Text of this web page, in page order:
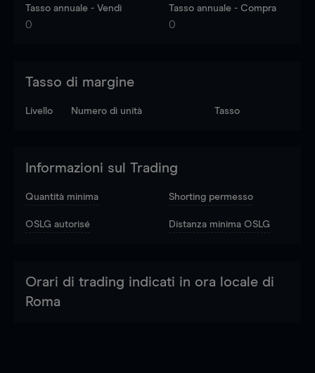
Tasso annuale - Vendi
0
Tasso annuale - Compra
0
Tasso di margine
Livello Numero di unità Tasso
Informazioni sul Trading
Quantità minima Shorting permesso
OSLG autorisé Distanza minima OSLG
Orari di trading indicati in ora locale di
Roma